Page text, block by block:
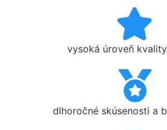
vysoká úroveň
dlhoročné skúsenosti a